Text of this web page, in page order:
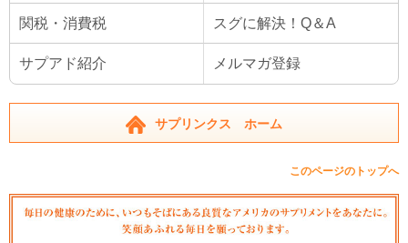
関税・消費税 スグに解決！Q＆A
サプアド紹介 メルマガ登録
サプリンクス ホーム
このページのトップへ